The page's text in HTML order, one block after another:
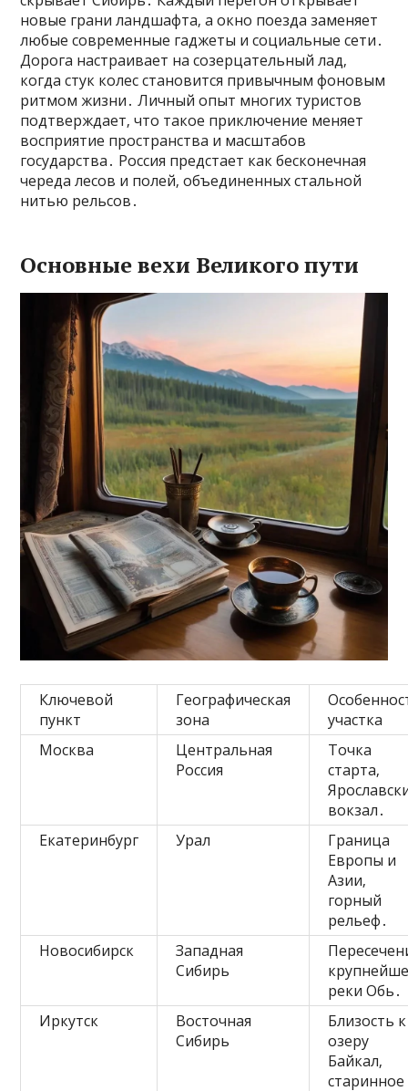
новые грани ландшафта‚ а окно поезда заменяет
любые современные гаджеты и социальные сети․
Дорога настраивает на созерцательный лад‚
когда стук колес становится привычным фоновым
ритмом жизни․ Личный опыт многих туристов
подтверждает‚ что такое приключение меняет
восприятие пространства и масштабов
государства․ Россия предстает как бесконечная
череда лесов и полей‚ объединенных стальной
нитью рельсов․
Основные вехи Великого пути
Ключевой
пункт
Географическая
зона
участка
Москва
Центральная
Россия
Точка
старта‚
вокзал․
Екатеринбург
Урал
Граница
Европы и
Азии‚
горный
рельеф․
Новосибирск
Западная
Сибирь
реки Обь․
Иркутск
Восточная
Сибирь
Близость к
озеру
Байкал‚
старинное